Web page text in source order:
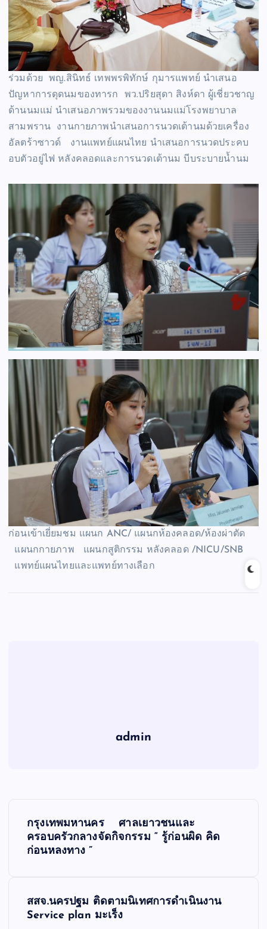
ร่วมด้วย พญ.สินิทธ์ เทพพรพิทักษ์ กุมารแพทย์ นำเสนอ
ปัญหาการดุดนมของทารก พว.ปริยสุดา สิงห์ดา ผู้เชี่ยวชาญ
ด้านนมแม่ นำเสนอภาพรวมของงานนมแม่โรงพยาบาล
สามพราน งานกายภาพนำเสนอการนวดเต้านมด้วยเครื่อง
อัลตร้าซาวด์ งานแพทย์แผนไทย นำเสนอการนวดประคบ
อบตัวอยู่ไฟ หลังคลอดและการนวดเต้านม บีบระบายน้ำนม
ก่อนเข้าเยี่ยมชม แผนก ANC/ แผนกห้องคลอด/ห้องผ่าตัด
แผนกกายภาพ แผนกสูติกรรม หลังคลอด /NICU/SNB
แพทย์แผนไทยและแพทย์ทางเลือก
admin
นำ
กรุงเทพมหานคร ศาลเยาวชนและ
ครอบครัวกลางจัดกิจกรรม “ รู้ก่อนผิด คิด
ก่อนหลงทาง ”
สสจ.นครปฐม ติดตามนิเทศการดำเนินงาน
Service plan มะเร็ง